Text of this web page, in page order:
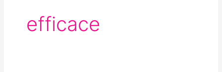
efficace